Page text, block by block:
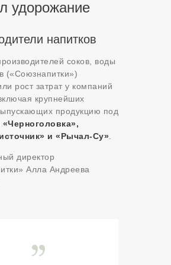
удорожание
напитков
соков, воды
(«Союзнапитки»)
рост затрат у компаний
крупнейших
продукцию под
«Черноголовка»,
и «Рычал-Су»
директор
Алла Андреева